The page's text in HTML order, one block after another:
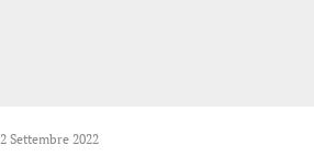
2 Settembre 2022